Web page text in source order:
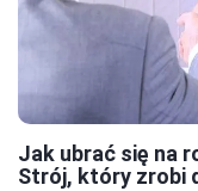
Jak ubrać się na
Strój, który zrobi